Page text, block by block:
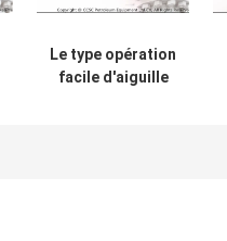
Le type opération
facile d'aiguille